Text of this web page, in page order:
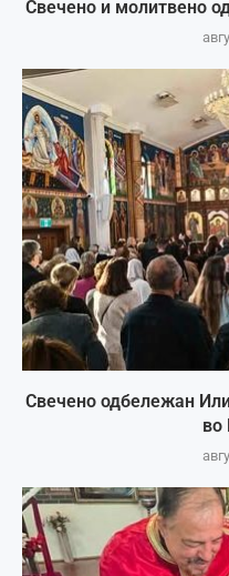
Свечено и молитвено
Свечено одбележан
во